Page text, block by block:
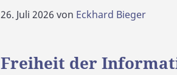
26. Juli 2026 von Eckhard Bieger
Freiheit der